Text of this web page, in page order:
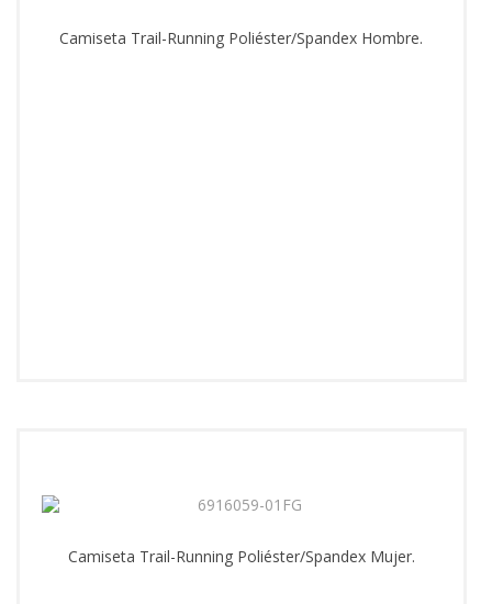
Camiseta Trail-Running Poliéster/Spandex Hombre.
Camiseta Trail-Running Poliéster/Spandex Mujer.